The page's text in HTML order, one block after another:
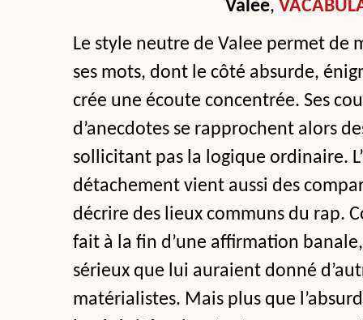
Valee,
Le style neutre de Valee permet de
ses mots, dont le côté absurde,
crée une écoute concentrée. Ses
d’anecdotes se rapprochent alors
sollicitant pas la logique ordinaire.
détachement vient aussi des
décrire des lieux communs du rap.
fait à la fin d’une affirmation
sérieux que lui auraient donné
matérialistes. Mais plus que